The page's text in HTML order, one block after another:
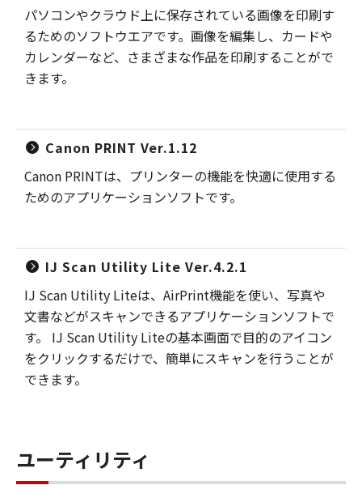
パソコンやクラウド上に保存されている画像を印刷す
るためのソフトウエアです。画像を編集し、カードや
カレンダーなど、さまざまな作品を印刷することがで
きます。
Canon PRINT Ver.1.12
Canon PRINTは、プリンターの機能を快適に使用する
ためのアプリケーションソフトです。
IJ Scan Utility Lite Ver.4.2.1
IJ Scan Utility Liteは、AirPrint機能を使い、写真や
文書などがスキャンできるアプリケーションソフトで
す。 IJ Scan Utility Liteの基本画面で目的のアイコン
をクリックするだけで、簡単にスキャンを行うことが
できます。
ユーティリティ